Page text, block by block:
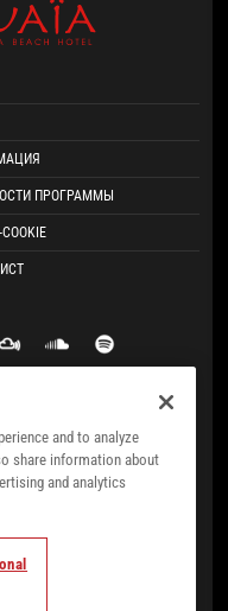
ПРОГРАММЫ
and to analyze
share information about
and analytics